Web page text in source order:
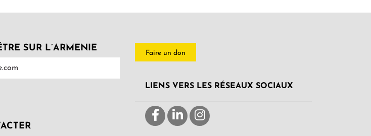
SUR L’ARMENIE
Faire un don
LIENS VERS LES RÉSEAUX SOCIAUX